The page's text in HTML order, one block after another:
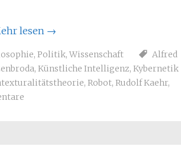
lesen →
, Politik, Wissenschaft
Alfred
, Künstliche Intelligenz, Kybernetik
, Robot, Rudolf Kaehr,